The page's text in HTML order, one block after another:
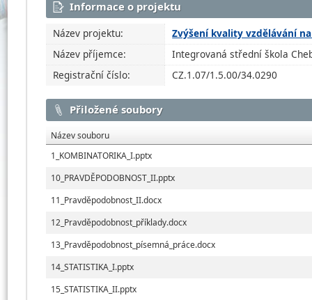
Informace o projektu
Název projektu:
Zvýšení kvality vzdělávání na
Název příjemce:
Integrovaná střední škola
Registrační číslo:
CZ.1.07/1.5.00/34.0290
Přiložené soubory
Název souboru
1_KOMBINATORIKA_I.pptx
10_PRAVDĚPODOBNOST_II.pptx
11_Pravděpodobnost_II.docx
12_Pravděpodobnost_příklady.docx
13_Pravděpodobnost_písemná_práce.docx
14_STATISTIKA_I.pptx
15_STATISTIKA_II.pptx